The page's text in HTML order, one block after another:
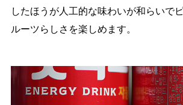
したほうが人工的な味わいが和らいで
ルーツらしさを楽しめます。